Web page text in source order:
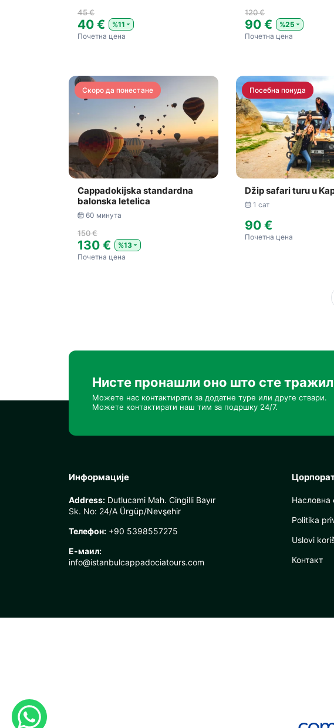
45 €
40 €
%11
Почетна цена
120 €
90 €
%25
Почетна цена
Скоро да понестане
Cappadokijska standardna
balonska letelica
60 минута
150 €
130 €
%13
Почетна цена
Посебна понуда
Džip safari turu u
1 сат
90 €
Почетна цена
Нисте пронашли оно што сте
Можете нас контактирати за додатне туре или друге ствари.
Можете контактирати наш тим за подршку 24/7.
Информације
Address: Dutlucami Mah. Cingilli Bayır
Sk. No: 24/A Ürgüp/Nevşehir
Телефон: +90 5398557275
Е-маил:
info@istanbulcappadociatours.com
Насловна
Politika
Uslovi
Контакт